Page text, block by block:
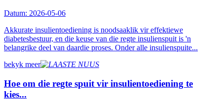
Datum: 2026-05-06
Akkurate insulientoediening is noodsaaklik vir effektiewe
diabetesbestuur, en die keuse van die regte insulienspuit is 'n
belangrike deel van daardie proses. Onder alle insulienspuite...
bekyk meer
Hoe om die regte spuit vir insulientoediening te
kies...